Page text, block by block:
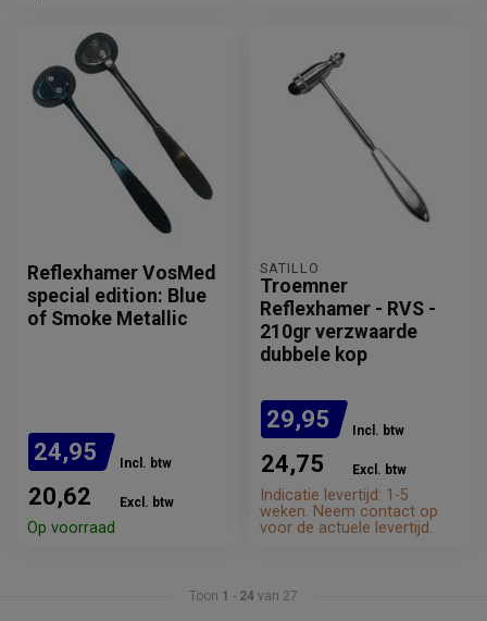
Reflexhamer VosMed
special edition: Blue
of Smoke Metallic
24,95 Incl. btw
20,62 Excl. btw
Op voorraad
SATILLO
Troemner
Reflexhamer - RVS -
210gr verzwaarde
dubbele kop
29,95 Incl. btw
24,75 Excl. btw
Indicatie levertijd: 1-5
weken. Neem contact op
voor de actuele levertijd.
Toon 1 - 24 van 27